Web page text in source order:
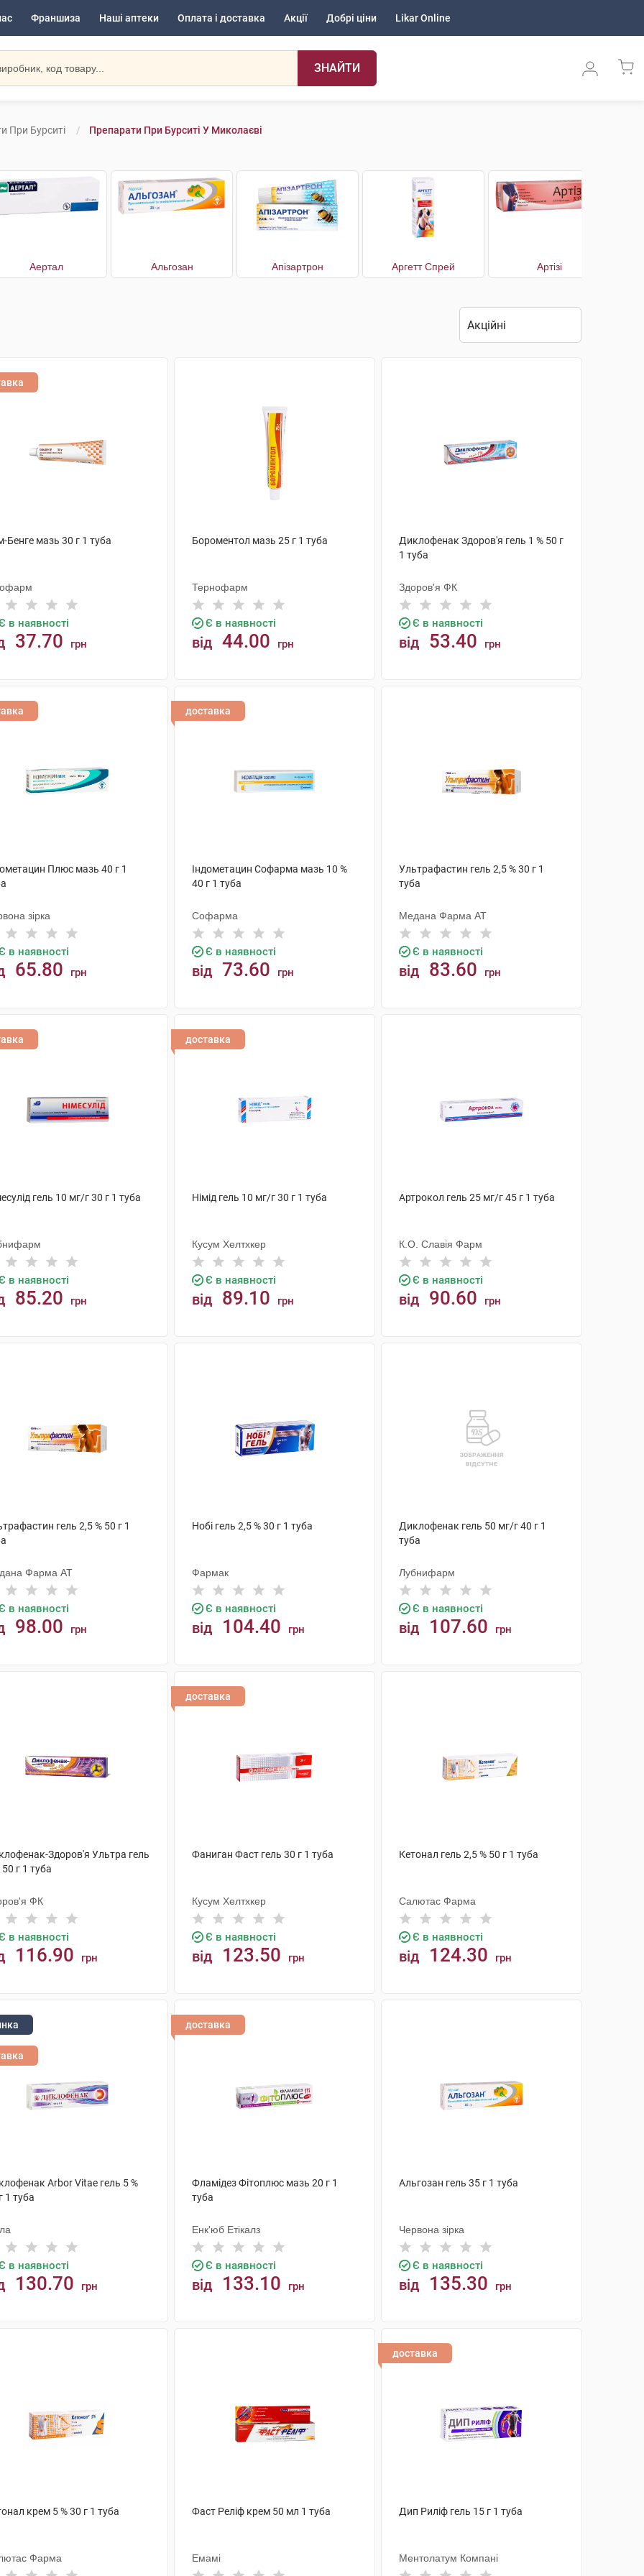
Франшиза Наші аптеки Оплата і доставка Акції Добрі ціни Likar Online
ЗНАЙТИ
При Бурситі Препарати При Бурситі У Миколаєві
Аертал Альгозан Апізартрон Аргетт Спрей Артізі
Бенге мазь 30 г 1 туба
в наявності
37.70 грн
Бороментол мазь 25 г 1 туба
Тернофарм
Є в наявності
від 44.00 грн
Диклофенак Здоров'я гель 1 % 50 г
1 туба
Здоров'я ФК
Є в наявності
від 53.40 грн
Плюс мазь 40 г 1
зірка
в наявності
65.80 грн
доставка
Індометацин Софарма мазь 10 %
40 г 1 туба
Софарма
Є в наявності
від 73.60 грн
Ультрафастин гель 2,5 % 30 г 1
туба
Медана Фарма АТ
Є в наявності
від 83.60 грн
гель 10 мг/г 30 г 1 туба
в наявності
85.20 грн
доставка
Німід гель 10 мг/г 30 г 1 туба
Кусум Хелтхкер
Є в наявності
від 89.10 грн
Артрокол гель 25 мг/г 45 г 1 туба
К.О. Славія Фарм
Є в наявності
від 90.60 грн
гель 2,5 % 50 г 1
Фарма АТ
в наявності
98.00 грн
Нобі гель 2,5 % 30 г 1 туба
Фармак
Є в наявності
від 104.40 грн
Диклофенак гель 50 мг/г 40 г 1
туба
Лубнифарм
Є в наявності
від 107.60 грн
Здоров'я Ультра гель
50 г 1 туба
ФК
в наявності
116.90 грн
доставка
Фаниган Фаст гель 30 г 1 туба
Кусум Хелтхкер
Є в наявності
від 123.50 грн
Кетонал гель 2,5 % 50 г 1 туба
Салютас Фарма
Є в наявності
від 124.30 грн
Arbor Vitae гель 5 %
1 туба
в наявності
130.70 грн
доставка
Фламідез Фітоплюс мазь 20 г 1
туба
Енк'юб Етікалз
Є в наявності
від 133.10 грн
Альгозан гель 35 г 1 туба
Червона зірка
Є в наявності
від 135.30 грн
крем 5 % 30 г 1 туба
Фарма
Фаст Реліф крем 50 мл 1 туба
Емамі
доставка
Дип Риліф гель 15 г 1 туба
Ментолатум Компані